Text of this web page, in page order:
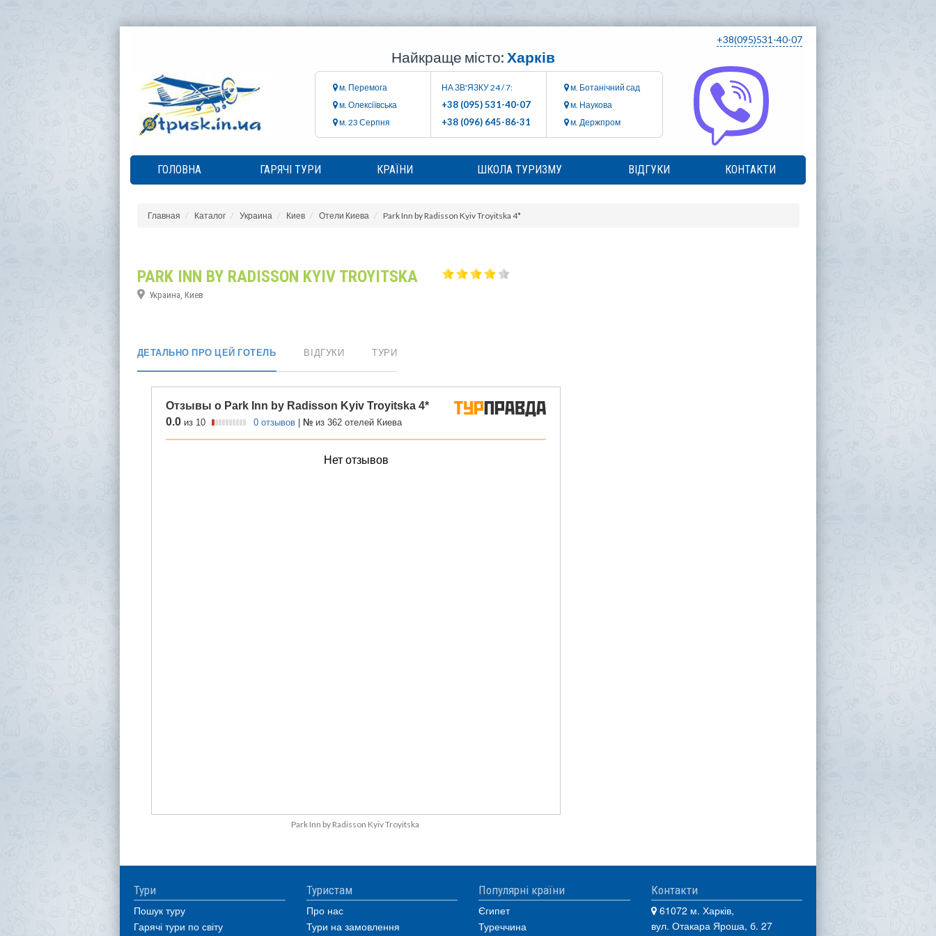
+38(095)531-40-07
Найкраще місто: Харків
м. Перемога
м. Олексіївська
м. 23 Серпня
НА ЗВ'ЯЗКУ 24 / 7:
+38 (095) 531-40-07
+38 (096) 645-86-31
м. Ботанічний сад
м. Наукова
м. Держпром
ГОЛОВНА ГАРЯЧІ ТУРИ КРАЇНИ ШКОЛА ТУРИЗМУ ВІДГУКИ КОНТАКТИ
Главная Каталог Украина Киев Отели Киева Park Inn by Radisson Kyiv Troyitska 4*
PARK INN BY RADISSON KYIV TROYITSKA
Украина, Киев
ДЕТАЛЬНО ПРО ЦЕЙ ГОТЕЛЬ ВІДГУКИ ТУРИ
Park Inn by Radisson Kyiv Troyitska
Тури
Пошук туру
Гарячі тури по світу
Туристам
Про нас
Тури на замовлення
Популярні країни
Єгипет
Туреччина
Контакти
61072 м. Харків,
вул. Отакара Яроша, б. 27